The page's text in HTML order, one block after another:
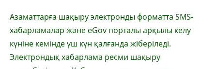
Азаматтарға шақыру электронды форматта SMS-
хабарламалар және eGov порталы арқылы келу
күніне кемінде үш күн қалғанда жіберіледі.
Электрондық хабарлама ресми шақыру